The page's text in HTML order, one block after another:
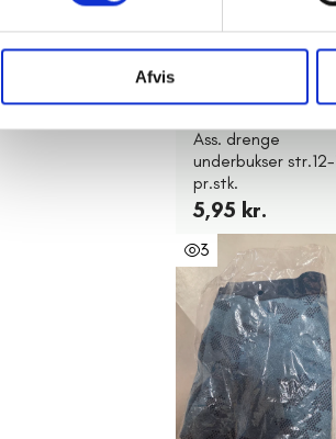
Afvis
12.036
Dalum Odense
Ass. drenge
underbukser str.12-
pr.stk.
5,95 kr.
3